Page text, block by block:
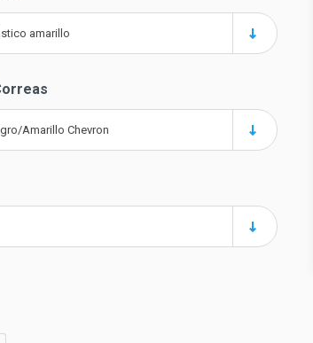
amarillo
Amarillo Chevron